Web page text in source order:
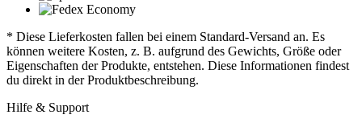
* Diese Lieferkosten fallen bei einem Standard-Versand an. Es
können weitere Kosten, z. B. aufgrund des Gewichts, Größe oder
Eigenschaften der Produkte, entstehen. Diese Informationen findest
du direkt in der Produktbeschreibung.
Hilfe & Support